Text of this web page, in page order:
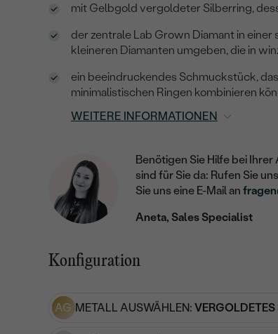
mit Gelbgold vergoldeter Silberring,
der zentrale Lab Grown Diamant in
kleineren Diamanten umgeben, die in
ein beeindruckendes Schmuckstück,
minimalistischen Ringen kombinieren
WEITERE INFORMATIONEN
Benötigen Sie Hilfe bei
sind für Sie da: Rufen Sie
Sie uns eine E-Mail an
Aneta, Sales Specialist
Konfiguration
AG METALL AUSWÄHLEN: